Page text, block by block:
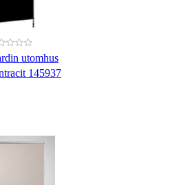
utomhus
145937